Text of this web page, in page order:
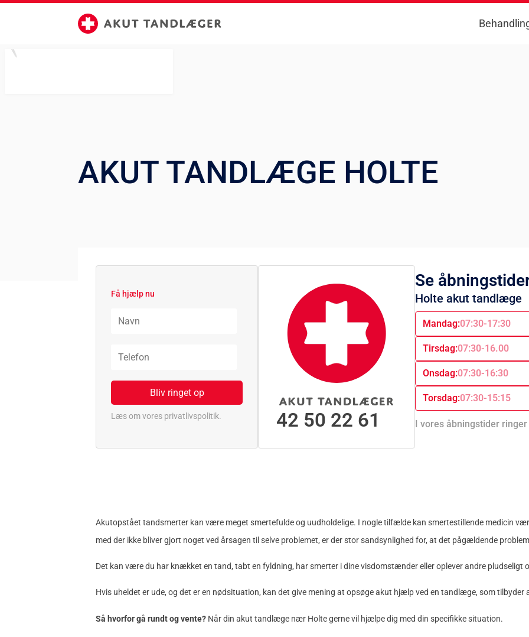
AKUT TANDLÆGE HOLTE
Få hjælp nu
Læs om vores privatlivspolitik. 42 50 22 61
Se
Holte akut tandlæge
Mandag:07:30-17:30
Tirsdag:07:30-16.00
Onsdag:07:30-16:30
Torsdag:07:30-15:15
I vores åbningstider
Akutopstået tandsmerter kan være meget smertefulde og uudholdelige. I nogle tilfælde kan smertestillende medicin
med der ikke bliver gjort noget ved årsagen til selve problemet, er der stor sandsynlighed for, at det pågældende
Det kan være du har knækket en tand, tabt en fyldning, har smerter i dine visdomstænder eller oplever andre pludseligt
Hvis uheldet er ude, og det er en nødsituation, kan det give mening at opsøge akut hjælp ved en tandlæge, som
Så hvorfor gå rundt og vente? Når din akut tandlæge nær Holte gerne vil hjælpe dig med din specifikke situation.